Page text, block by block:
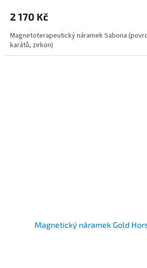
2 170 Kč
Magnetoterapeutický náramek Sabona
karátů, zirkon)
Magnetický náramek Gold